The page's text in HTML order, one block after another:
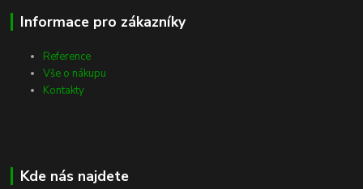
Informace pro zákazníky
Reference
Vše o nákupu
Kontakty
Kde nás najdete